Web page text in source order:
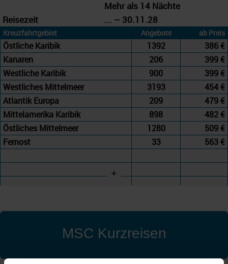
Mehr als 14 Nächte
Reisezeit
... – 30.11.28
Kreuzfahrtgebiet Angebote ab Preis
Östliche Karibik 1392
386 €
Kanaren
206
399 €
Westliche Karibik
900
399 €
Westliches Mittelmeer
3193
454 €
Atlantik Europa
209
479 €
Mittelamerika Karibik
898
482 €
Östliches Mittelmeer
1280
509 €
Fernost
33 563 €
+
MSC Kurzreisen
'